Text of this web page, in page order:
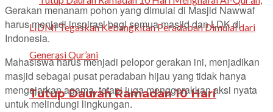
Tutup Daurah Ramadan 10 Hari
Gerakan menanam pohon yang dimulai di Masjid Nawwaf
harus menjadi inspirasi bagi semua masjid dan LDK di
Indonesia.
Mahasiswa harus menjadi pelopor gerakan ini, menjadikan
masjid sebagai pusat peradaban hijau yang tidak hanya
mengajarkan agama, tetapi juga menggerakkan aksi nyata
untuk melindungi lingkungan.